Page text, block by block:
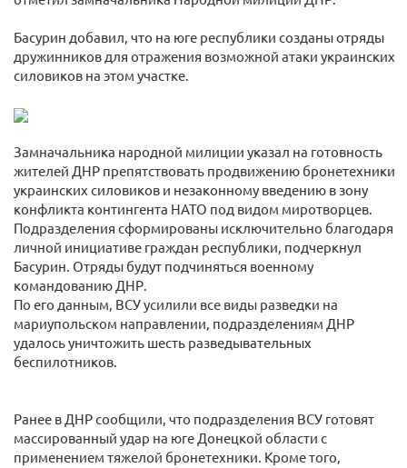
Басурин добавил, что на юге республики созданы отряды
дружинников для отражения возможной атаки украинских
силовиков на этом участке.
Замначальника народной милиции указал на готовность
жителей ДНР препятствовать продвижению бронетехники
украинских силовиков и незаконному введению в зону
конфликта контингента НАТО под видом миротворцев.
Подразделения сформированы исключительно благодаря
личной инициативе граждан республики, подчеркнул
Басурин. Отряды будут подчиняться военному
командованию ДНР.
По его данным, ВСУ усилили все виды разведки на
мариупольском направлении, подразделениям ДНР
удалось уничтожить шесть разведывательных
беспилотников.
Ранее в ДНР сообщили, что подразделения ВСУ готовят
массированный удар на юге Донецкой области с
применением тяжелой бронетехники. Кроме того,